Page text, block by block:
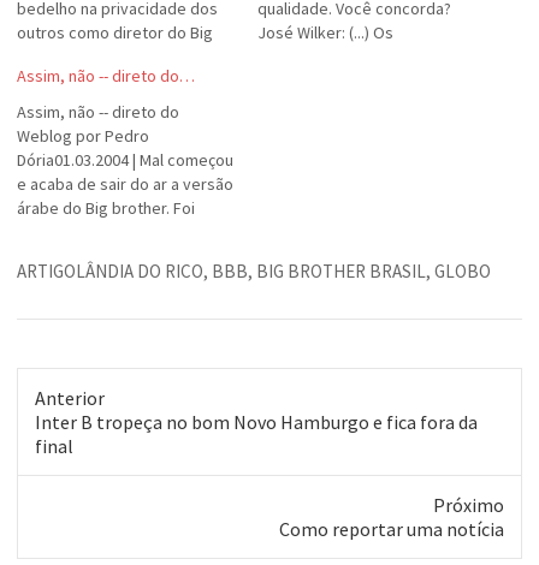
bedelho na privacidade dos
outros como diretor do Big
Globo, José Bonifácio de
Oliveira, o Boninho, 43 anos,
está no meio de uma
polêmica que expõe o futuro
da emissora. Seu irmão
Diogo…
qualidade. Você concorda?
José Wilker: (...) Os
Assim, não -- direto do…
Assim, não -- direto do
Weblog por Pedro
Dória01.03.2004 | Mal começou
e acaba de sair do ar a versão
árabe do Big brother. Foi
antiislâmica.Bem que a
produtora de tevê saudita
mulheres, outra…
ARTIGOLÂNDIA DO RICO, BBB, BIG BROTHER BRASIL, GLOBO
Anterior
Post
anterior:
Inter B tropeça no bom Novo Hamburgo e fica fora da
final
Próximo
post:
Como reportar uma notícia